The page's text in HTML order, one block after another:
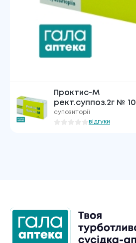
Проктис-М
рект.суппоз.2г № 10
супозиторії
відгуки